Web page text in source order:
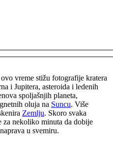
vreme stižu fotografije kratera
i Jupitera, asteroida i ledenih
spoljašnjih planeta,
oluja na Suncu. Više
Zemlju. Skoro svaka
za nekoliko minuta da dobije
u svemiru.